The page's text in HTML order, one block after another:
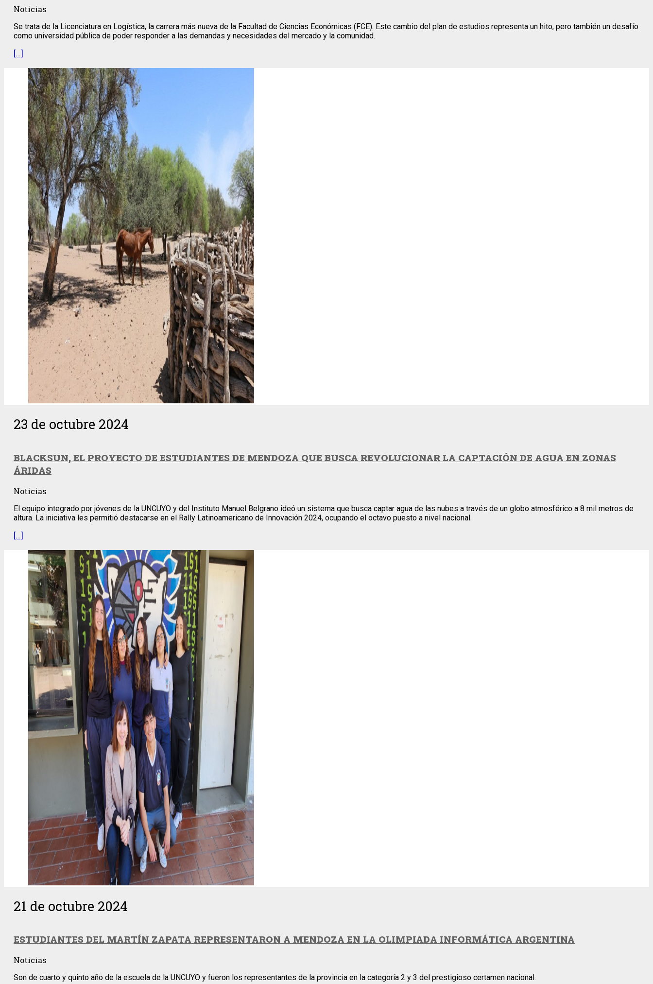
Noticias
Se trata de la Licenciatura en Logística, la carrera más nueva de la Facultad de Ciencias Económicas (FCE). Este cambio del plan de estudios representa un hito, pero también un desafío
como universidad pública de poder responder a las demandas y necesidades del mercado y la comunidad.
[…]
23 de octubre 2024
BLACKSUN, EL PROYECTO DE ESTUDIANTES DE MENDOZA QUE BUSCA REVOLUCIONAR LA CAPTACIÓN DE AGUA EN ZONAS
ÁRIDAS
Noticias
El equipo integrado por jóvenes de la UNCUYO y del Instituto Manuel Belgrano ideó un sistema que busca captar agua de las nubes a través de un globo atmosférico a 8 mil metros de
altura. La iniciativa les permitió destacarse en el Rally Latinoamericano de Innovación 2024, ocupando el octavo puesto a nivel nacional.
[…]
21 de octubre 2024
ESTUDIANTES DEL MARTÍN ZAPATA REPRESENTARON A MENDOZA EN LA OLIMPIADA INFORMÁTICA ARGENTINA
Noticias
Son de cuarto y quinto año de la escuela de la UNCUYO y fueron los representantes de la provincia en la categoría 2 y 3 del prestigioso certamen nacional.